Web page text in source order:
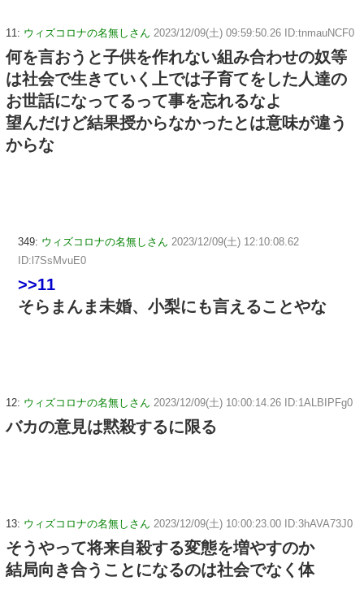
11: ウィズコロナの名無しさん 2023/12/09(土) 09:59:50.26 ID:tnmauNCF0
何を言おうと子供を作れない組み合わせの奴等
は社会で生きていく上では子育てをした人達の
お世話になってるって事を忘れるなよ
望んだけど結果授からなかったとは意味が違う
からな
349: ウィズコロナの名無しさん 2023/12/09(土) 12:10:08.62
ID:l7SsMvuE0
>>11
そらまんま未婚、小梨にも言えることやな
12: ウィズコロナの名無しさん 2023/12/09(土) 10:00:14.26 ID:1ALBIPFg0
バカの意見は黙殺するに限る
13: ウィズコロナの名無しさん 2023/12/09(土) 10:00:23.00 ID:3hAVA73J0
そうやって将来自殺する変態を増やすのか
結局向き合うことになるのは社会でなく体